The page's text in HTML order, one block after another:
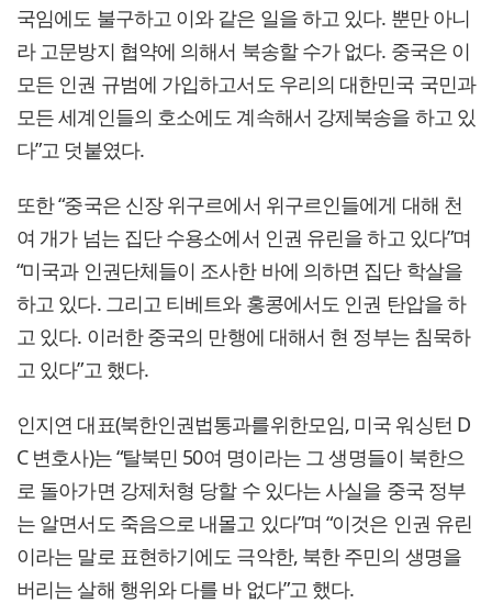
국임에도 불구하고 이와 같은 일을 하고 있다. 뿐만 아니
라 고문방지 협약에 의해서 북송할 수가 없다. 중국은 이
모든 인권 규범에 가입하고서도 우리의 대한민국 국민과
모든 세계인들의 호소에도 계속해서 강제북송을 하고 있
다”고 덧붙였다.
또한 “중국은 신장 위구르에서 위구르인들에게 대해 천
여 개가 넘는 집단 수용소에서 인권 유린을 하고 있다”며
“미국과 인권단체들이 조사한 바에 의하면 집단 학살을
하고 있다. 그리고 티베트와 홍콩에서도 인권 탄압을 하
고 있다. 이러한 중국의 만행에 대해서 현 정부는 침묵하
고 있다”고 했다.
인지연 대표(북한인권법통과를위한모임, 미국 워싱턴 D
C 변호사)는 “탈북민 50여 명이라는 그 생명들이 북한으
로 돌아가면 강제처형 당할 수 있다는 사실을 중국 정부
는 알면서도 죽음으로 내몰고 있다”며 “이것은 인권 유린
이라는 말로 표현하기에도 극악한, 북한 주민의 생명을
버리는 살해 행위와 다를 바 없다”고 했다.